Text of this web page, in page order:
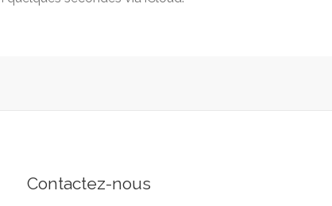
Contactez-nous